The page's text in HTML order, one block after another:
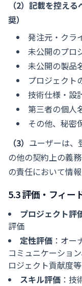
（2）記載を控え
奨）
発注元・クラ
未公開のプロ
未公開の製品
プロジェクト
技術仕様・設
第三者の個人
その他、秘密
（3） ユーザーは、
の他の契約上の義
の責任において情
5.3 評価・フィー
プロジェクト評
評価
定性評価 ：オー
コミュニケーショ
ロジェクト貢献度等
スキル評価 ：技